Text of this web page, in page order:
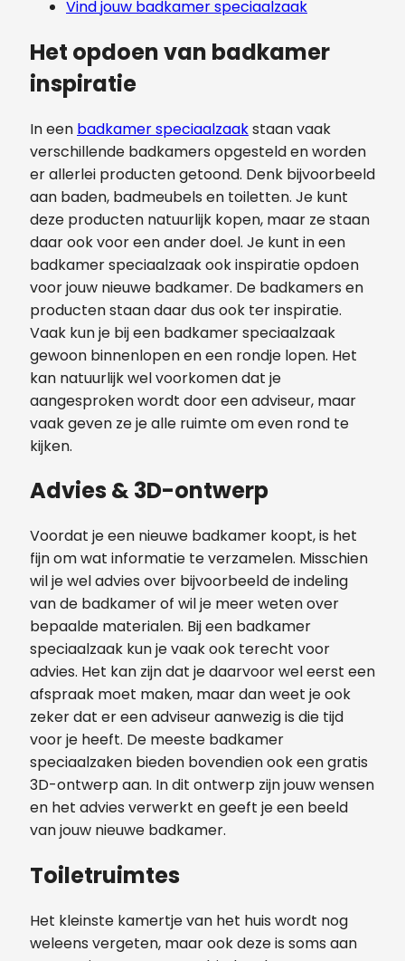
Vind jouw badkamer speciaalzaak
Het opdoen van badkamer
inspiratie
In een badkamer speciaalzaakstaan vaak
verschillende badkamers opgesteld en worden
er allerlei producten getoond. Denk bijvoorbeeld
aan baden, badmeubels en toiletten. Je kunt
deze producten natuurlijk kopen, maar ze staan
daar ook voor een ander doel. Je kunt in een
badkamer speciaalzaak ook inspiratie opdoen
voor jouw nieuwe badkamer. De badkamers en
producten staan daar dus ook ter inspiratie.
Vaak kun je bij een badkamer speciaalzaak
gewoon binnenlopen en een rondje lopen. Het
kan natuurlijk wel voorkomen dat je
aangesproken wordt door een adviseur, maar
vaak geven ze je alle ruimte om even rond te
kijken.
Advies & 3D-ontwerp
Voordat je een nieuwe badkamer koopt, is het
fijn om wat informatie te verzamelen. Misschien
wil je wel advies over bijvoorbeeld de indeling
van de badkamer of wil je meer weten over
bepaalde materialen. Bij een badkamer
speciaalzaak kun je vaak ook terecht voor
advies. Het kan zijn dat je daarvoor wel eerst een
afspraak moet maken, maar dan weet je ook
zeker dat er een adviseur aanwezig is die tijd
voor je heeft. De meeste badkamer
speciaalzaken bieden bovendien ook een gratis
3D-ontwerp aan. In dit ontwerp zijn jouw wensen
en het advies verwerkt en geeft je een beeld
van jouw nieuwe badkamer.
Toiletruimtes
Het kleinste kamertje van het huis wordt nog
weleens vergeten, maar ook deze is soms aan